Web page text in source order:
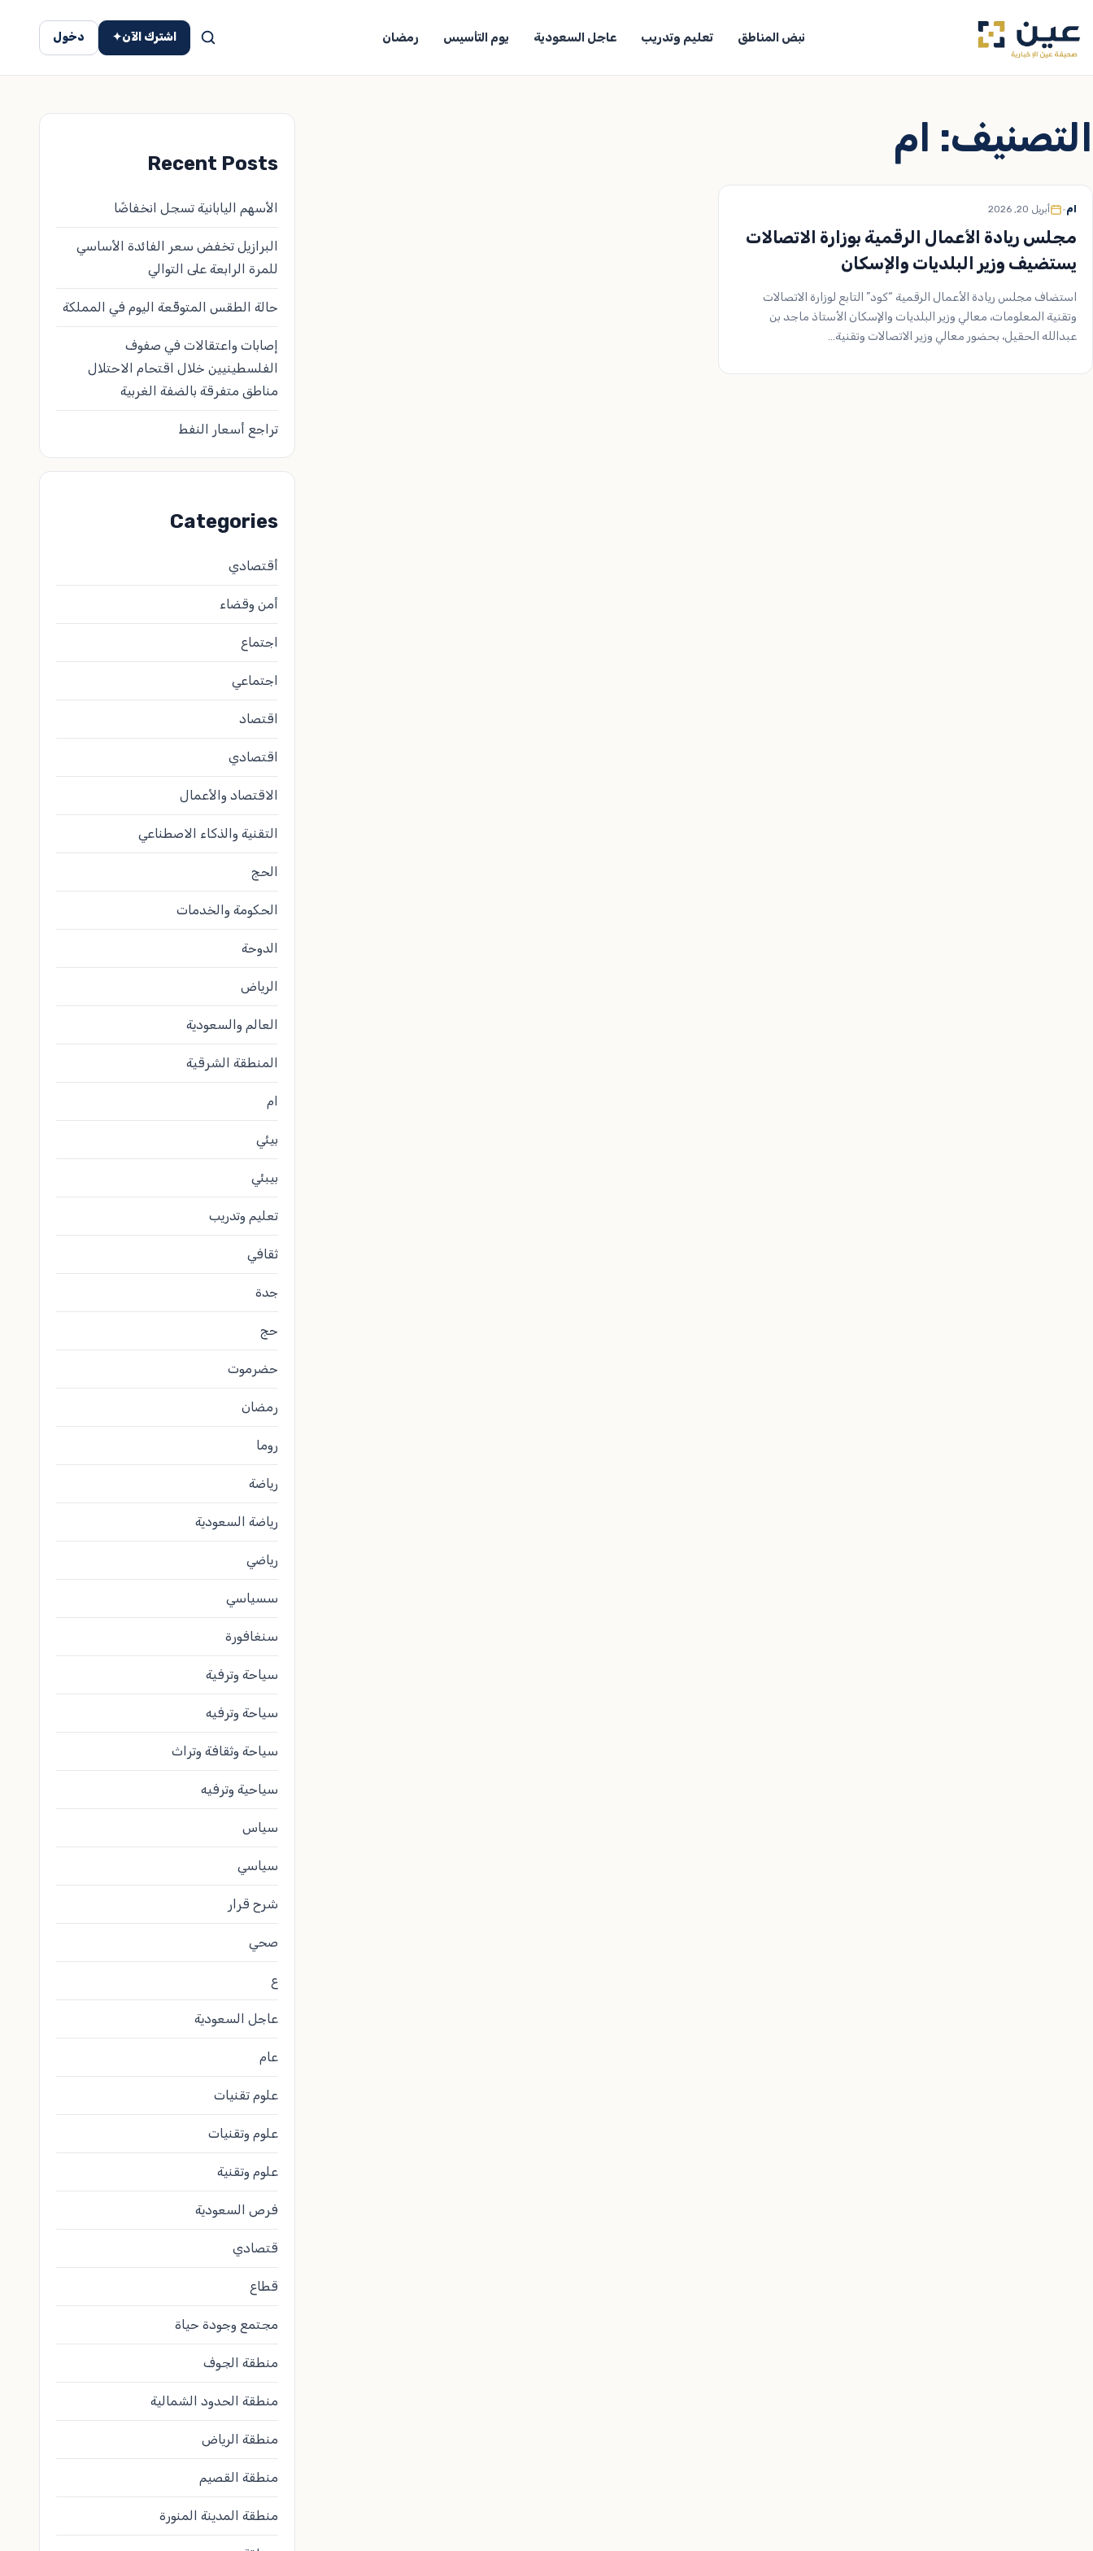
إلى
المحتوى
نبض المناطق تعليم وتدريب عاجل السعودية يوم التأسيس رمضان اشترك الآن✦ دخول
التصنيف: ام
ام• أبريل 20, 2026
مجلس ريادة الأعمال الرقمية بوزارة الاتصالات
يستضيف وزير البلديات والإسكان
استضاف مجلس ريادة الأعمال الرقمية “كود” التابع لوزارة الاتصالات
وتقنية المعلومات، معالي وزير البلديات والإسكان الأستاذ ماجد بن
عبدالله الحقيل، بحضور معالي وزير الاتصالات وتقنية…
Recent Posts
الأسهم اليابانية تسجل انخفاضًا
البرازيل تخفض سعر الفائدة الأساسي
للمرة الرابعة على التوالي
حالة الطقس المتوقّعة اليوم في المملكة
إصابات واعتقالات في صفوف
الفلسطينيين خلال اقتحام الاحتلال
مناطق متفرقة بالضفة الغربية
تراجع أسعار النفط
Categories
أقتصادي
أمن وقضاء
اجتماع
اجتماعي
اقتصاد
اقتصادي
الاقتصاد والأعمال
التقنية والذكاء الاصطناعي
الحج
الحكومة والخدمات
الدوحة
الرياض
العالم والسعودية
المنطقة الشرقية
ام
بيئي
بيبئي
تعليم وتدريب
ثقافي
جدة
حج
حضرموت
رمضان
روما
رياضة
رياضة السعودية
رياضي
سسياسي
سنغافورة
سياحة وترفية
سياحة وترفيه
سياحة وثقافة وتراث
سياحية وترفيه
سياس
سياسي
شرح قرار
صحي
ع
عاجل السعودية
عام
علوم تقنيات
علوم وتقنيات
علوم وتقنية
فرص السعودية
قتصادي
قطاع
مجتمع وجودة حياة
منطقة الجوف
منطقة الحدود الشمالية
منطقة الرياض
منطقة القصيم
منطقة المدينة المنورة